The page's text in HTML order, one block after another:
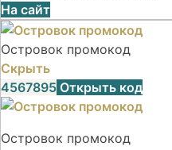
На сайт
Островок промокод
Скрыть
4567895 Открыть код
Островок промокод